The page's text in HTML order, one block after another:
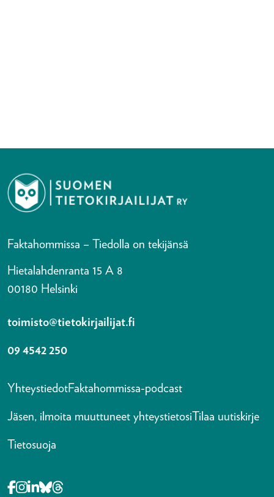
Faktahommissa – Tiedolla on tekijänsä
Hietalahdenranta 15 A 8
00180 Helsinki
toimisto@tietokirjailijat.fi
09 4542 250
YhteystiedotFaktahommissa-podcast
Jäsen, ilmoita muuttuneet yhteystietosi Tilaa uutiskirje
Tietosuoja
Opens in a new tab Facebook-f
Opens in a new tab Instagram
Opens in a new tab Linkedin-in
Opens in a new tab Bluesky